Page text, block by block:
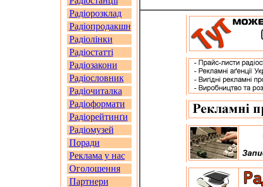
Радіорозклад
Радіопродакшн
Радіолінки
Радіостатті
Радіозакони
Радіословник
Радіочиталка
Радіоформати
Радіорейтинґи
Радіомузей
Поради
Реклама у нас
Оголошення
Партнери